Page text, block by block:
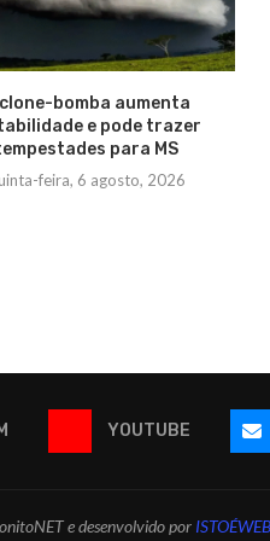
bomba aumenta
e pode trazer
para MS
feira, 6 agosto, 2026
YOUTUBE
e desenvolvido por ISTOÉWEB